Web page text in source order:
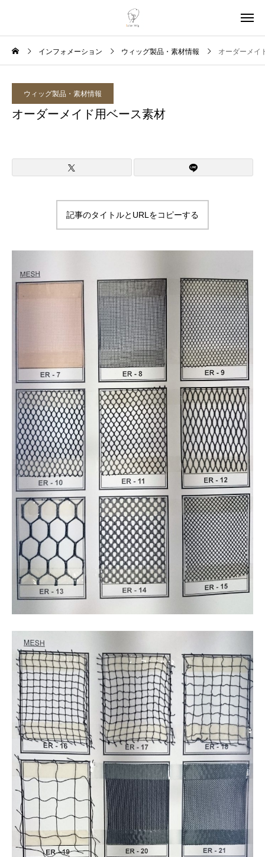
インフォメーション ウィッグ製品・素材情報 オーダーメイ
ウィッグ製品・素材情報
オーダーメイド用ベース素材
記事のタイトルとURLをコピーする